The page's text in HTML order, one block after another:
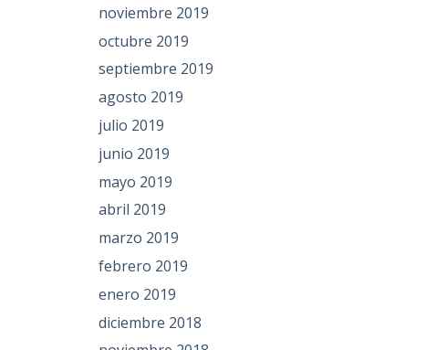
noviembre 2019
octubre 2019
septiembre 2019
agosto 2019
julio 2019
junio 2019
mayo 2019
abril 2019
marzo 2019
febrero 2019
enero 2019
diciembre 2018